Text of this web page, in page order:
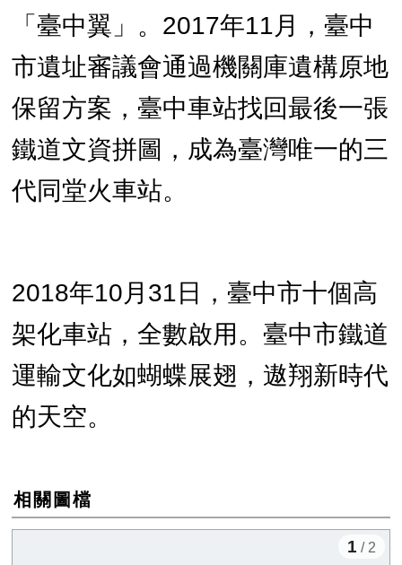
「臺中翼」。2017年11月，臺中
市遺址審議會通過機關庫遺構原地
保留方案，臺中車站找回最後一張
鐵道文資拼圖，成為臺灣唯一的三
代同堂火車站。
2018年10月31日，臺中市十個高
架化車站，全數啟用。臺中市鐵道
運輸文化如蝴蝶展翅，遨翔新時代
的天空。
相關圖檔
1 / 2